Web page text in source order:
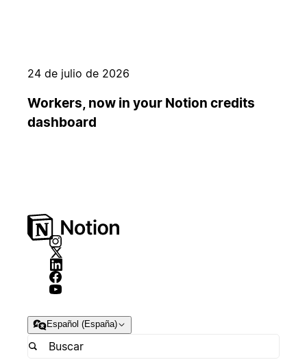
24 de julio de 2026
Workers, now in your Notion credits
dashboard
Español (España)